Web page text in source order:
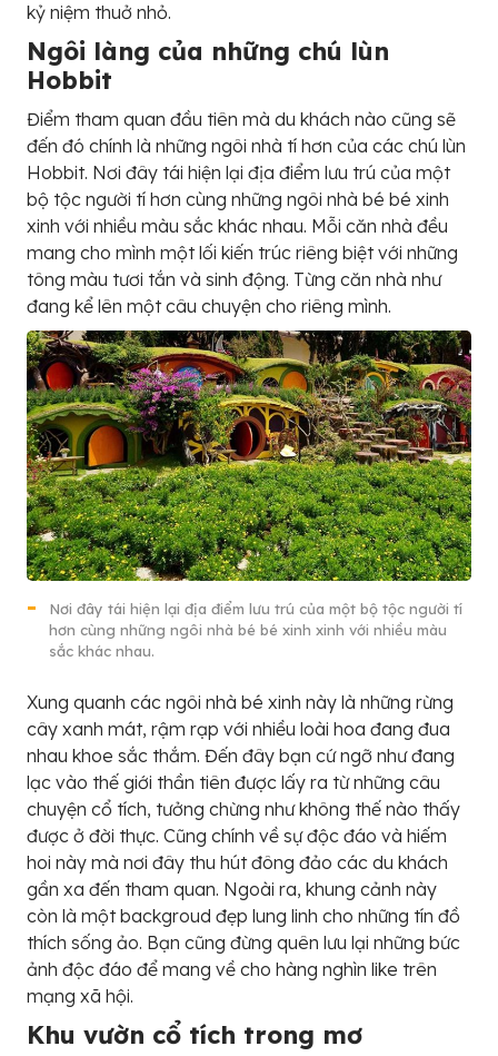
kỷ niệm thuở nhỏ.
Ngôi làng của những chú lùn
Hobbit
Điểm tham quan đầu tiên mà du khách nào cũng sẽ
đến đó chính là những ngôi nhà tí hơn của các chú lùn
Hobbit. Nơi đây tái hiện lại địa điểm lưu trú của một
bộ tộc người tí hơn cùng những ngôi nhà bé bé xinh
xinh với nhiều màu sắc khác nhau. Mỗi căn nhà đều
mang cho mình một lối kiến trúc riêng biệt với những
tông màu tươi tắn và sinh động. Từng căn nhà như
đang kể lên một câu chuyện cho riêng mình.
Nơi đây tái hiện lại địa điểm lưu trú của một bộ tộc người tí
hơn cùng những ngôi nhà bé bé xinh xinh với nhiều màu
sắc khác nhau.
Xung quanh các ngôi nhà bé xinh này là những rừng
cây xanh mát, rậm rạp với nhiều loài hoa đang đua
nhau khoe sắc thắm. Đến đây bạn cứ ngỡ như đang
lạc vào thế giới thần tiên được lấy ra từ những câu
chuyện cổ tích, tưởng chừng như không thế nào thấy
được ở đời thực. Cũng chính về sự độc đáo và hiếm
hoi này mà nơi đây thu hút đông đảo các du khách
gần xa đến tham quan. Ngoài ra, khung cảnh này
còn là một backgroud đẹp lung linh cho những tín đồ
thích sống ảo. Bạn cũng đừng quên lưu lại những bức
ảnh độc đáo để mang về cho hàng nghìn like trên
mạng xã hội.
Khu vườn cổ tích trong mơ